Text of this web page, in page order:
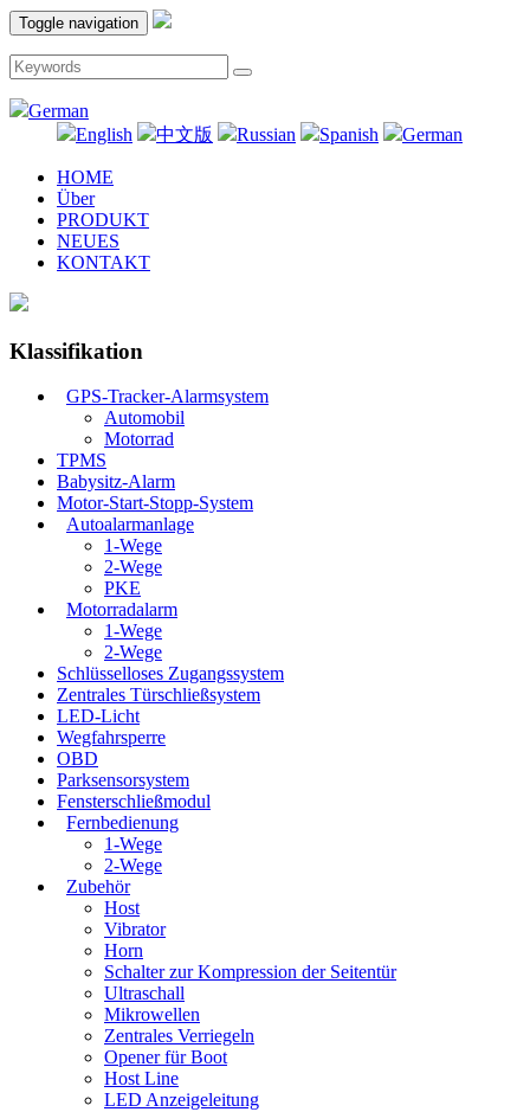
Toggle navigation
German
English
中文版 Russian Spanish German
HOME
Über
PRODUKT
NEUES
KONTAKT
Klassifikation
GPS-Tracker-Alarmsystem
Automobil
Motorrad
TPMS
Babysitz-Alarm
Motor-Start-Stopp-System
Autoalarmanlage
1-Wege
2-Wege
PKE
Motorradalarm
1-Wege
2-Wege
Schlüsselloses Zugangssystem
Zentrales Türschließsystem
LED-Licht
Wegfahrsperre
OBD
Parksensorsystem
Fensterschließmodul
Fernbedienung
1-Wege
2-Wege
Zubehör
Host
Vibrator
Horn
Schalter zur Kompression der Seitentür
Ultraschall
Mikrowellen
Zentrales Verriegeln
Opener für Boot
Host Line
LED Anzeigeleitung